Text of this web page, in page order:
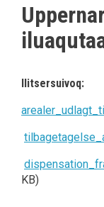
Ilitsersuivoq:
KB)